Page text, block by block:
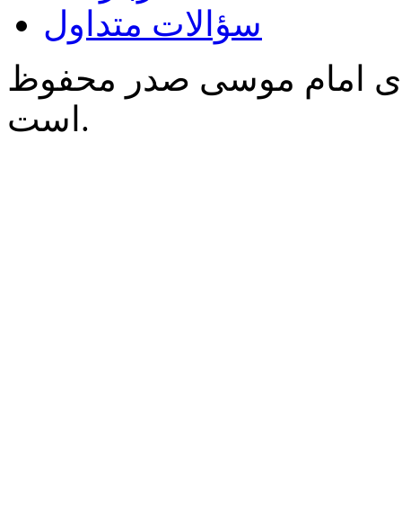
سؤالات متداول
امام موسی صدر محفوظ
است.